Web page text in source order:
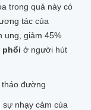
trong quả này có
tác của
ung, giảm 45%
phổi ở người hút
đường
nhạy cảm của